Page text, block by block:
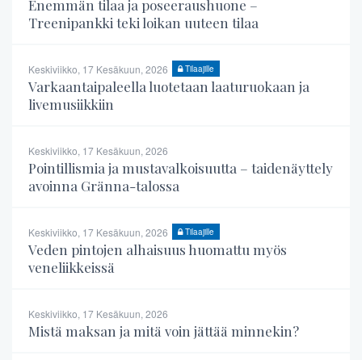
Enemmän tilaa ja poseeraushuone –
Treenipankki teki loikan uuteen tilaa
Keskiviikko, 17 Kesäkuun, 2026 Tilaajille
Varkaantaipaleella luotetaan laaturuokaan ja
livemusiikkiin
Keskiviikko, 17 Kesäkuun, 2026
Pointillismia ja mustavalkoisuutta – taidenäyttely
avoinna Gränna-talossa
Keskiviikko, 17 Kesäkuun, 2026 Tilaajille
Veden pintojen alhaisuus huomattu myös
veneliikkeissä
Keskiviikko, 17 Kesäkuun, 2026
Mistä maksan ja mitä voin jättää minnekin?